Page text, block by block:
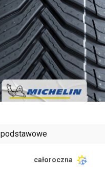
podstawowe
całoroczna